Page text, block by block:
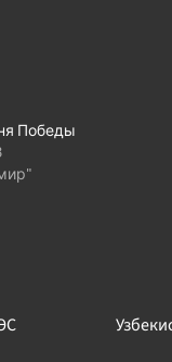
Победы